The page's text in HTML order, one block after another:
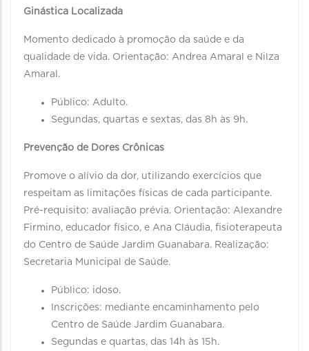
Ginástica Localizada
Momento dedicado à promoção da saúde e da
qualidade de vida. Orientação: Andrea Amaral e Nilza
Amaral.
Público: Adulto.
Segundas, quartas e sextas, das 8h às 9h.
Prevenção de Dores Crônicas
Promove o alívio da dor, utilizando exercícios que
respeitam as limitações físicas de cada participante.
Pré-requisito: avaliação prévia. Orientação: Alexandre
Firmino, educador físico, e Ana Cláudia, fisioterapeuta
do Centro de Saúde Jardim Guanabara. Realização:
Secretaria Municipal de Saúde.
Público: idoso.
Inscrições: mediante encaminhamento pelo
Centro de Saúde Jardim Guanabara.
Segundas e quartas, das 14h às 15h.